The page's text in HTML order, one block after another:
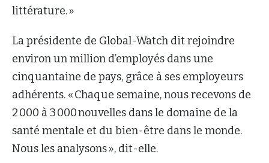
littérature. »
La présidente de Global-Watch dit rejoindre
environ un million d’employés dans une
cinquantaine de pays, grâce à ses employeurs
adhérents. « Chaque semaine, nous recevons de
2 000 à 3 000 nouvelles dans le domaine de la
santé mentale et du bien-être dans le monde.
Nous les analysons », dit-elle.